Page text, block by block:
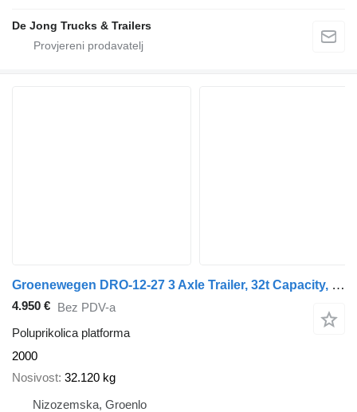
De Jong Trucks & Trailers
Groenewegen DRO-12-27 3 Axle Trailer, 32t Capacity, BPW Axles
4.950 € Bez PDV-a
Poluprikolica platforma
2000
Nosivost 32.120 kg
Nizozemska, Groenlo